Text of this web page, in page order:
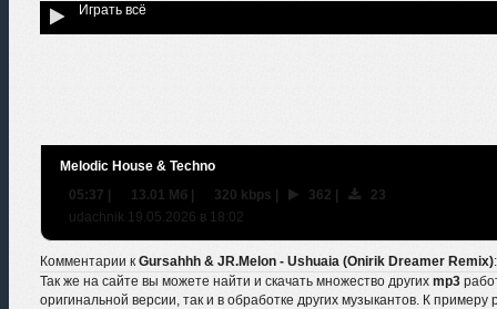
Играть всё
Melodic House & Techno
05:37 | 13.01 Мб | 320 kbps | 362 |
23
udachnik 19.05.2026 в 18:02
Комментарии к Gursahhh & JR.Melon - Ushuaia (Onirik Dreamer Remix):
Так же на сайте вы можете найти и скачать множество других mp3
оригинальной версии, так и в обработке других музыкантов. К примеру